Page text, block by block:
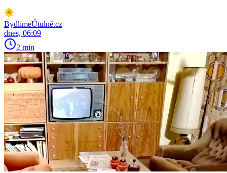
BydlímeÚtulně.cz
dnes, 06:09
2 min